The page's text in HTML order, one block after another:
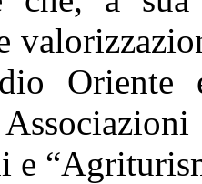
Oriente
e